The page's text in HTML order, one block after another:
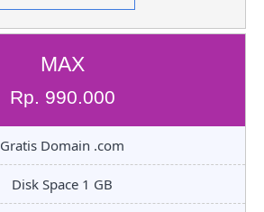
MAX
Rp. 990.000
Gratis Domain .com
Disk Space 1 GB